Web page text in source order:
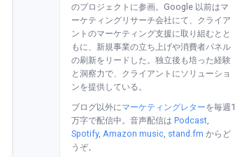
のプロジェクトに参画。Google 以前はマ
ーケティングリサーチ会社にて、クライア
ントのマーケティング支援に取り組むとと
もに、新規事業の立ち上げや消費者パネル
の刷新をリードした。独立後も培った経験
と洞察力で、クライアントにソリューショ
ンを提供している。
ブログ以外にマーケティングレターを毎週1
万字で配信中。音声配信は Podcast,
Spotify, Amazon music, stand.fm からど
うぞ。